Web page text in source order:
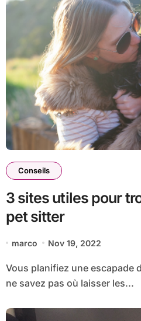
Conseils
3 sites utiles pour
pet sitter
marco Nov 19, 2022
Vous planifiez une escapade de printemps, mais vous
ne savez pas où laisser les...